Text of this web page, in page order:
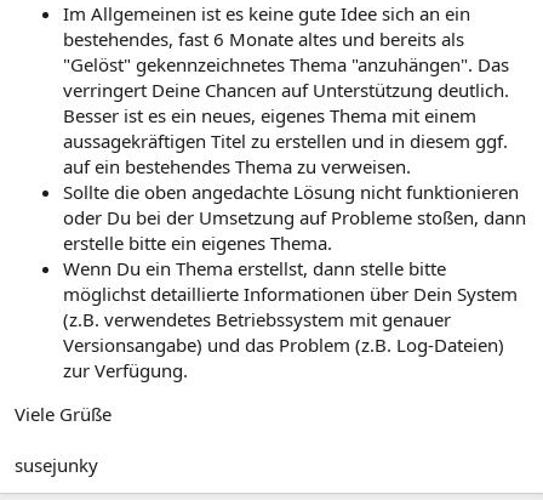
Im Allgemeinen ist es keine gute Idee sich an ein
bestehendes, fast 6 Monate altes und bereits als
"Gelöst" gekennzeichnetes Thema "anzuhängen". Das
verringert Deine Chancen auf Unterstützung deutlich.
Besser ist es ein neues, eigenes Thema mit einem
aussagekräftigen Titel zu erstellen und in diesem ggf.
auf ein bestehendes Thema zu verweisen.
Sollte die oben angedachte Lösung nicht funktionieren
oder Du bei der Umsetzung auf Probleme stoßen, dann
erstelle bitte ein eigenes Thema.
Wenn Du ein Thema erstellst, dann stelle bitte
möglichst detaillierte Informationen über Dein System
(z.B. verwendetes Betriebssystem mit genauer
Versionsangabe) und das Problem (z.B. Log-Dateien)
zur Verfügung.
Viele Grüße
susejunky